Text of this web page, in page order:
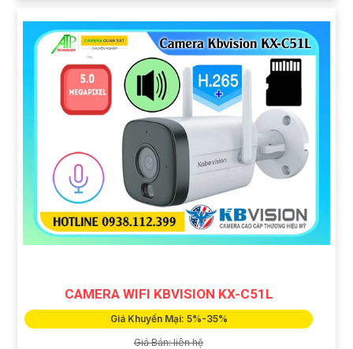
CAMERA WIFI KBVISION KX-C51L
Giá Khuyến Mại: 5%-35%
Giá Bán: liên hệ